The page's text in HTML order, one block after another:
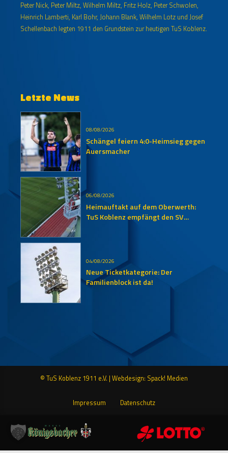
Peter Nick, Peter Miltz, Wilhelm Miltz, Fritz Holz, Peter Schwolen,
Heinrich Lamberti, Karl Bohr, Johann Blank, Wilhelm Lotz und Josef
Schellenbach legten 1911 den Grundstein zur heutigen TuS Koblenz.
Letzte News
08/08/2026
Schängel feiern 4:0-Heimsieg gegen
Auersmacher
06/08/2026
Heimauftakt auf dem Oberwerth:
TuS Koblenz empfängt den SV
04/08/2026
Neue Ticketkategorie: Der
Familienblock ist da!
© TuS Koblenz 1911 e.V. | Webdesign: Spack! Medien
Impressum Datenschutz